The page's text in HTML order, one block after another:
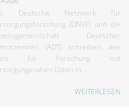
Deutsche Netzwerk für
(DNVF) und die
Deutscher
(ADT) schreiben den
für Forschung mit
Daten in...
WEITERLESEN